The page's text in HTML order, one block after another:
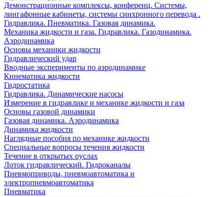
Демонстрационные комплексы, конференц. Системы,
лингафонные кабинеты, системы синхронного перевода .
Гидравлика. Пневматика. Газовая динамика.
Механика жидкости и газа. Гидравлика. Газодинамика.
Аэродинамика
Основы механики жидкости
Гидравлический удар
Вводные эксперименты по аэродинамике
Кинематика жидкости
Гидростатика
Гидравлика. Динамические насосы
Измерение в гидравлике и механике жидкости и газа
Основы газовой динамики
Газовая динамика. Аэродинамика
Динамика жидкости
Наглядные пособия по механике жидкости
Специальные вопросы течения жидкости
Течение в открытых руслах
Лоток гидравлический. Гидроканалы
Пневмоприводы, пневмоавтоматика и
электропневмоавтоматика
Пневматика